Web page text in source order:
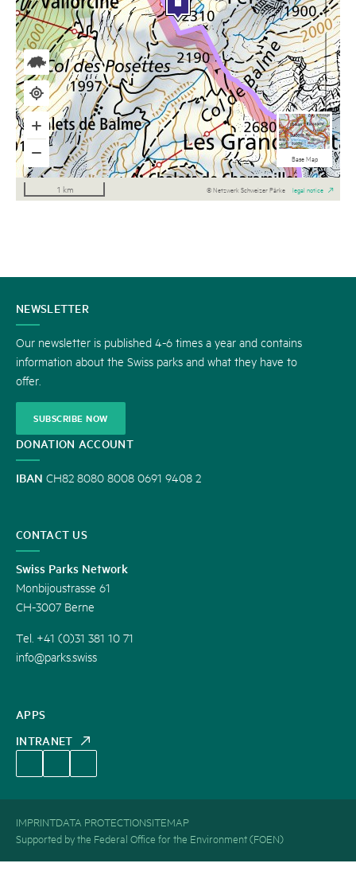
National maps b/w
National maps
Base Map
Aerial Imagery
1 km © Netzwerk Schweizer Pärke legal notice
CONTACT
US
APPS
INTRANET
NEWSLETTER
Our newsletter is published 4-6 times a year and contains
information about the Swiss parks and what they have to
offer.
SUBSCRIBE NOW
DONATION ACCOUNT
IBAN CH82 8080 8008 0691 9408 2
CONTACT US
Swiss Parks Network
Monbijoustrasse 61
CH-3007 Berne
Tel. +41 (0)31 381 10 71
info@parks.swiss
IMPRINTDATA PROTECTIONSITEMAP
Supported by the Federal Office for the Environment (FOEN)